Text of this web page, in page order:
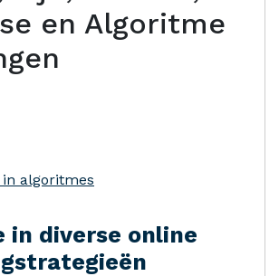
en Algoritme
algoritmes
in diverse online